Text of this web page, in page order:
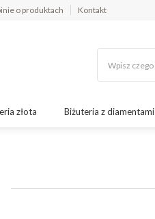
o produktach Kontakt
złota Biżuteria z diamentami